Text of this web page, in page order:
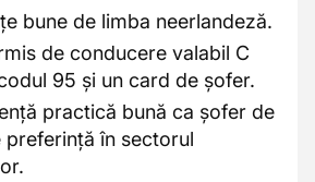
bune de limba neerlandeză.
de conducere valabil C
95 și un card de șofer.
practică bună ca șofer de
preferință în sectorul